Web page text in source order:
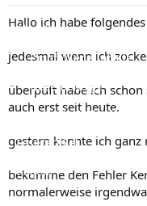
Aktuelles
Empfohlene Inhalte
Neue Beiträge
Neueste Aktivitäten
Leserartikel
Regeln
e
r
t
a
Hallo ich habe
jedesmal wenn ich
überpüft habe ich
auch erst seit heute.
gestern konnte ich ganz
bekomme den Fehler
normalerweise